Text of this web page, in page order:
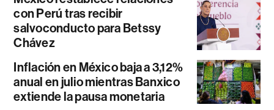
con Perú tras recibir
salvoconducto para Betssy
Chávez
Inflación en México baja a 3,12%
anual en julio mientras Banxico
extiende la pausa monetaria